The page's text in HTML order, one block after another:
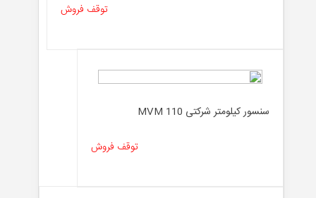
توقف فروش
سنسور کیلومتر شرکتی MVM 110
توقف فروش